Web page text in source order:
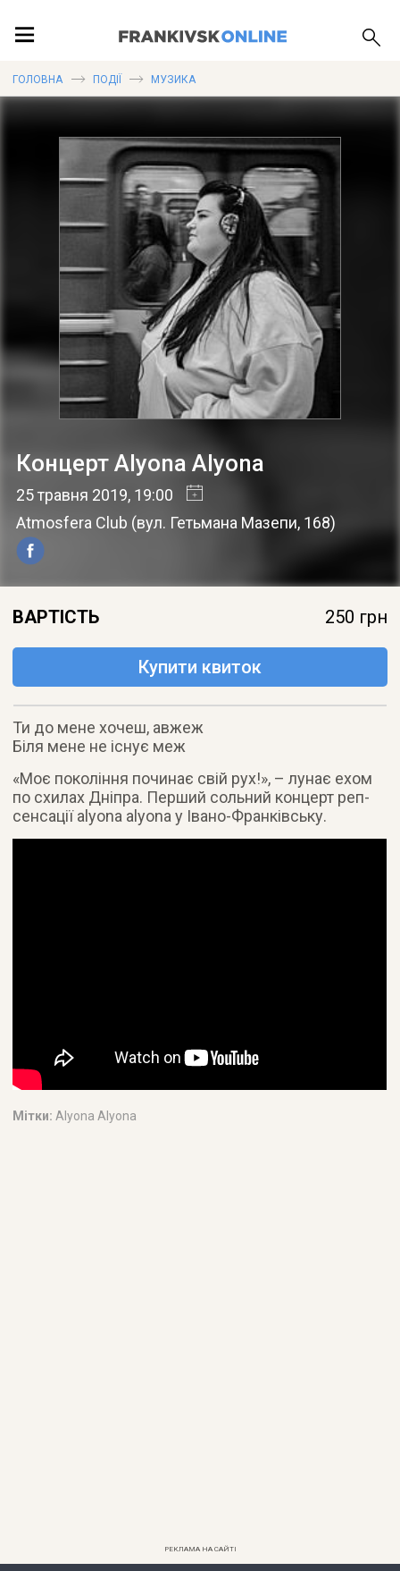
ПУБЛІКАЦІЇ
ГОЛОВНА ПОДІЇ МУЗИКА
Концерт Alyona Alyona
25 травня 2019, 19:00
Atmosfera Club (вул. Гетьмана Мазепи, 168)
ВАРТІСТЬ 250 грн
Купити квиток
Ти до мене хочеш, авжеж
Біля мене не існує меж
«Моє покоління починає свій рух!», – лунає ехом
по схилах Дніпра. Перший сольний концерт реп-
сенсації alyona alyona у Івано-Франківську.
Мітки: Alyona Alyona
РЕКЛАМА НА САЙТІ